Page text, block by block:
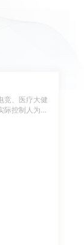
竞、医疗大健
际控制人为服
的工商、税务
12 个月 (含)
无违法违规记
款金额; 4、
康良好，且
录，有按期
个月)征信记